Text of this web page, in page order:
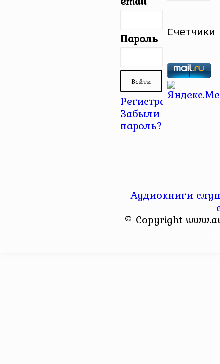
Пароль
Регистрация |
Забыли
пароль?
Счетчики
Аудиокниги
© Copyright